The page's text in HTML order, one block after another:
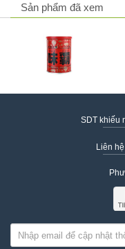
Câu hỏi 3: Sử dụng như
Sản phẩm nước cốt hầm
hoặc có thể kết hợp với
ngày, món ăn cho bé,
nước, lấy nước để ninh
Mekhoeconthongminh.com
và
Đặt mua
Cách 2:
Trực tiếp
Phường 1, Bình
Sản phẩm đã xem
SDT khiếu
Liên